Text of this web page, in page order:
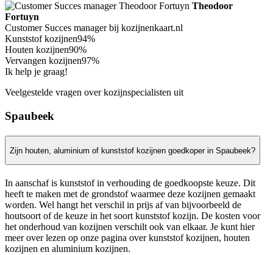
Theodoor
Fortuyn
Customer Succes manager bij kozijnenkaart.nl
Kunststof kozijnen94%
Houten kozijnen90%
Vervangen kozijnen97%
Ik help je graag!
Veelgestelde vragen over kozijnspecialisten uit
Spaubeek
Zijn houten, aluminium of kunststof kozijnen goedkoper in Spaubeek?
In aanschaf is kunststof in verhouding de goedkoopste keuze. Dit
heeft te maken met de grondstof waarmee deze kozijnen gemaakt
worden. Wel hangt het verschil in prijs af van bijvoorbeeld de
houtsoort of de keuze in het soort kunststof kozijn. De kosten voor
het onderhoud van kozijnen verschilt ook van elkaar. Je kunt hier
meer over lezen op onze pagina over kunststof kozijnen, houten
kozijnen en aluminium kozijnen.